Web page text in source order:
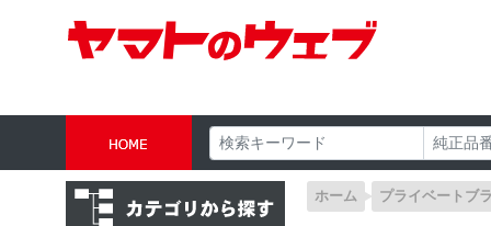
ホーム プライベートブ